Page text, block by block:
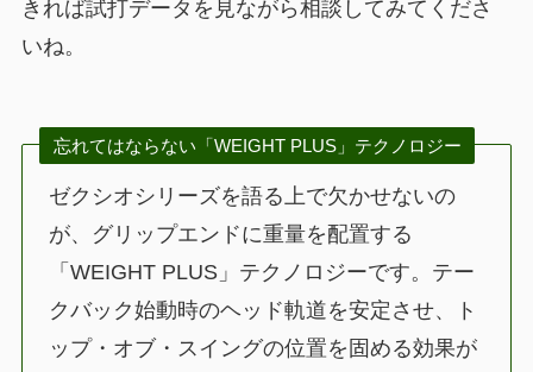
きれば試打データを見ながら相談してみてくださ
いね。
忘れてはならない「WEIGHT PLUS」テクノロジー
ゼクシオシリーズを語る上で欠かせないの
が、グリップエンドに重量を配置する
「WEIGHT PLUS」テクノロジーです。テー
クバック始動時のヘッド軌道を安定させ、ト
ップ・オブ・スイングの位置を固める効果が